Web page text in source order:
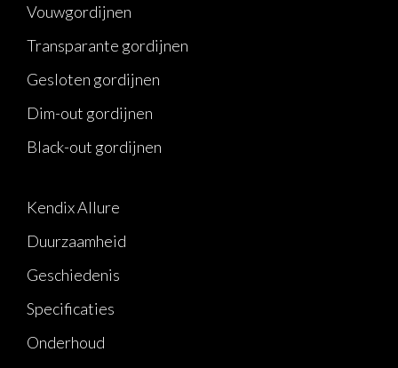
Vouwgordijnen
Transparante gordijnen
Gesloten gordijnen
Dim-out gordijnen
Black-out gordijnen
Kendix Allure
Duurzaamheid
Geschiedenis
Specificaties
Onderhoud